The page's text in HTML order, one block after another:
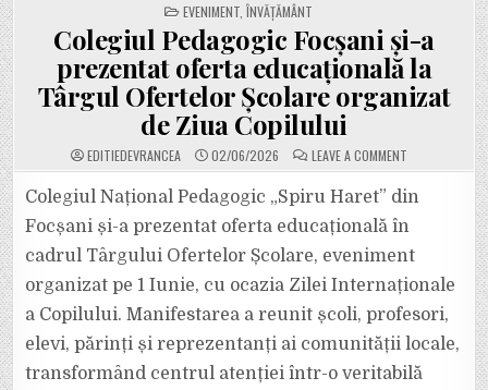
POSTED
IN
EVENIMENT ÎNVĂȚĂMÂNT
Colegiul Pedagogic Focșani și-a
prezentat oferta educațională la
Târgul Ofertelor Școlare organizat
de Ziua Copilului
EDITIEDEVRANCEA 02/06/2026 LEAVE A COMMENTON
COLEGIUL
FOCȘANI
ȘI-
A
PREZENTAT
OFERTA
EDUCAȚIONALĂ
TÂRGUL
ȘCOLARE
ORGANIZAT
DE
ZIUA
COPILULUI
Colegiul Național Pedagogic „Spiru Haret” din
Focșani și-a prezentat oferta educațională în
cadrul Târgului Ofertelor Școlare, eveniment
organizat pe 1 Iunie, cu ocazia Zilei Internaționale
a Copilului. Manifestarea a reunit școli, profesori,
elevi, părinți și reprezentanți ai comunității locale,
transformând centrul atenției într-o veritabilă